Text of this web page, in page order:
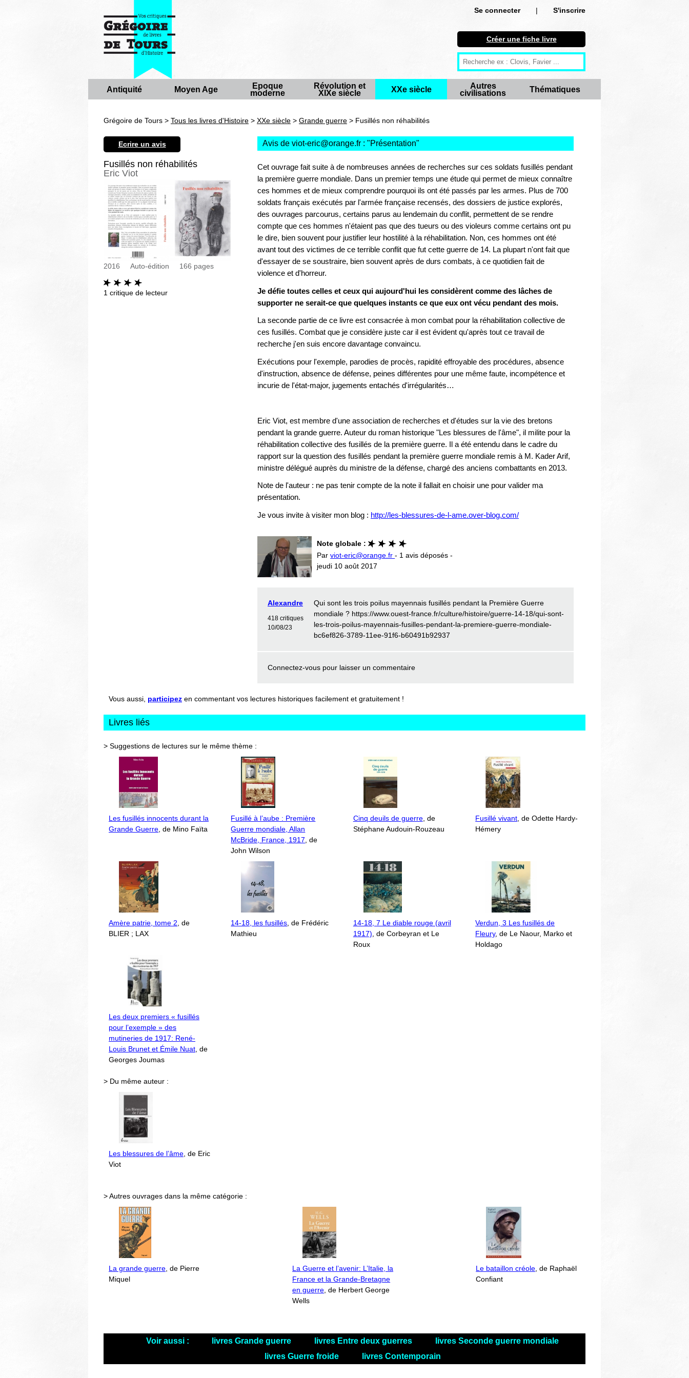
Se connecter |
S'inscrire
S'inscrire
Créer une fiche livre
Antiquité
XXe siècle
Autres civilisations
Thématiques
Créer une fiche livre
Antiquité Moyen Age
Epoque
moderne
Révolution et
XIXe siècle
XXe siècle
Autres
civilisations
Thématiques
Grégoire de Tours > Tous les livres d'Histoire > XXe siècle > Grande guerre > Fusillés non réhabilités
Ecrire un avis
Fusillés non réhabilités
Eric Viot
2016 Auto-édition 166 pages
1 critique de lecteur
Avis de viot-eric@orange.fr : "Présentation"
Cet ouvrage fait suite à de nombreuses années de recherches sur ces soldats fusillés pendant
la première guerre mondiale. Dans un premier temps une étude qui permet de mieux connaître
ces hommes et de mieux comprendre pourquoi ils ont été passés par les armes. Plus de 700
soldats français exécutés par l'armée française recensés, des dossiers de justice explorés,
des ouvrages parcourus, certains parus au lendemain du conflit, permettent de se rendre
compte que ces hommes n'étaient pas que des tueurs ou des violeurs comme certains ont pu
le dire, bien souvent pour justifier leur hostilité à la réhabilitation. Non, ces hommes ont été
avant tout des victimes de ce terrible conflit que fut cette guerre de 14. La plupart n'ont fait que
d'essayer de se soustraire, bien souvent après de durs combats, à ce quotidien fait de
violence et d'horreur.
Je défie toutes celles et ceux qui aujourd'hui les considèrent comme des lâches de
supporter ne serait-ce que quelques instants ce que eux ont vécu pendant des mois.
La seconde partie de ce livre est consacrée à mon combat pour la réhabilitation collective de
ces fusillés. Combat que je considère juste car il est évident qu'après tout ce travail de
recherche j'en suis encore davantage convaincu.
Exécutions pour l'exemple, parodies de procès, rapidité effroyable des procédures, absence
d'instruction, absence de défense, peines différentes pour une même faute, incompétence et
incurie de l'état-major, jugements entachés d'irrégularités…
Eric Viot, est membre d'une association de recherches et d'études sur la vie des bretons
pendant la grande guerre. Auteur du roman historique "Les blessures de l'âme", il milite pour la
réhabilitation collective des fusillés de la première guerre. Il a été entendu dans le cadre du
rapport sur la question des fusillés pendant la première guerre mondiale remis à M. Kader Arif,
ministre délégué auprès du ministre de la défense, chargé des anciens combattants en 2013.
Note de l'auteur : ne pas tenir compte de la note il fallait en choisir une pour valider ma
présentation.
Je vous invite à visiter mon blog : http://les-blessures-de-l-ame.over-blog.com/
Note globale :
Parviot-eric@orange.fr- 1 avis déposés -
jeudi 10 août 2017
Alexandre
418 critiques
10/08/23
Qui sont les trois poilus mayennais fusillés pendant la Première Guerre
mondiale ? https://www.ouest-france.fr/culture/histoire/guerre-14-18/qui-sont-
les-trois-poilus-mayennais-fusilles-pendant-la-premiere-guerre-mondiale-
bc6ef826-3789-11ee-91f6-b60491b92937
Connectez-vous pour laisser un commentaire
Vous aussi, participez en commentant vos lectures historiques facilement et gratuitement !
Livres liés
> Suggestions de lectures sur le même thème :
Les fusillés innocents durant la
Grande Guerre , de Mino Faïta
Fusillé à l’aube : Première
Guerre mondiale, Allan
McBride, France, 1917 , de
John Wilson
Cinq deuils de guerre, de
Stéphane Audouin-Rouzeau
Fusillé vivant , de Odette Hardy-
Hémery
Amère patrie, tome 2 , de
BLIER ; LAX
14-18, les fusillés , de Frédéric
Mathieu
14-18, 7 Le diable rouge (avril
1917) , de Corbeyran et Le
Roux
Verdun, 3 Les fusillés de
Fleury, de Le Naour, Marko et
Holdago
Les deux premiers « fusillés
pour l’exemple » des
mutineries de 1917: René-
Louis Brunet et Émile Nuat , de
Georges Joumas
> Du même auteur :
Les blessures de l’âme , de Eric
Viot
> Autres ouvrages dans la même catégorie :
La grande guerre , de Pierre
Miquel
La Guerre et l’avenir: L’Italie, la
France et la Grande-Bretagne
en guerre , de Herbert George
Wells
Le bataillon créole , de Raphaël
Confiant
Voir aussi : livres Grande guerre livres Entre deux guerres
livres Seconde guerre mondiale
livres Guerre froide
livres Contemporain